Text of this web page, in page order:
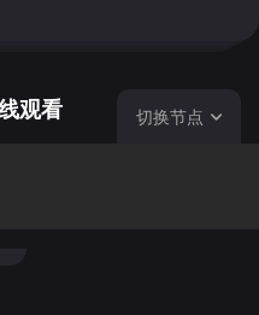
偷娶二房的准备。 贾琏偷
三姐鸳鸯剑作为证物。柳湘
唆使张华告官。得了这个由
观看 切换节点